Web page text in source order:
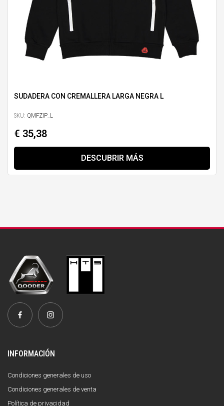
SUDADERA CON CREMALLERA LARGA NEGRA L
SKU: QMFZIP_L
€ 35,38
DESCUBRIR MÁS
INFORMACIÓN
Condiciones generales de uso
Condiciones generales de venta
Política de privacidad